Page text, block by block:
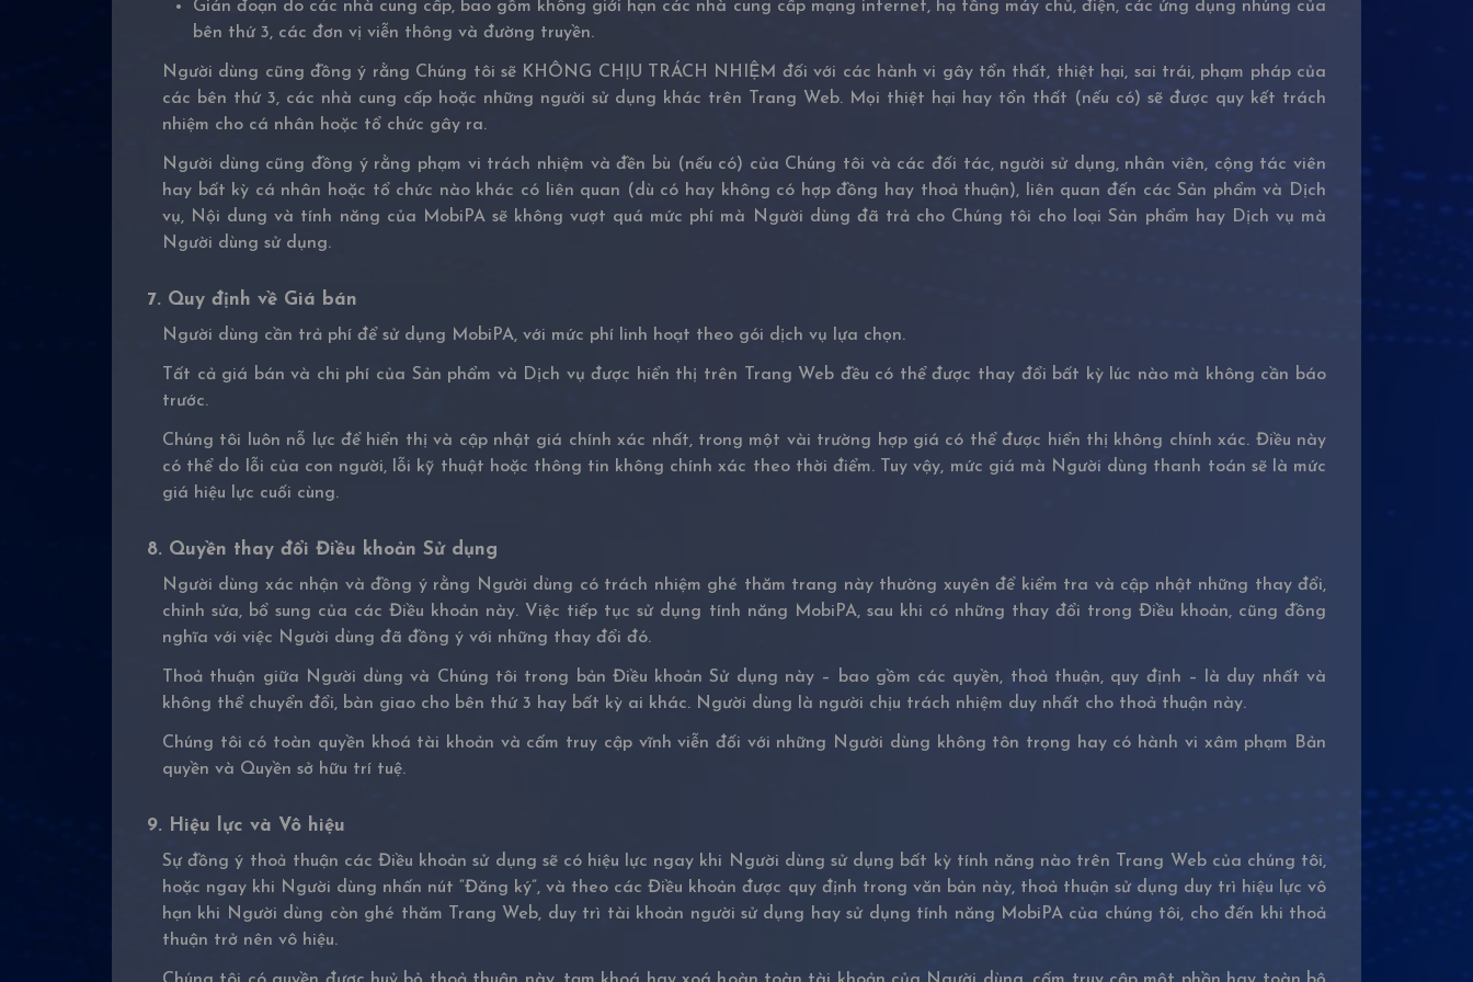
Gián đoạn do các nhà cung cấp, bao gồm không giới hạn các nhà cung cấp mạng internet, hạ tầng máy chủ, điện, các ứng dụng nhúng của
bên thứ 3, các đơn vị viễn thông và đường truyền.
Người dùng cũng đồng ý rằng Chúng tôi sẽ KHÔNG CHỊU TRÁCH NHIỆM đối với các hành vi gây tổn thất, thiệt hại, sai trái, phạm pháp của
các bên thứ 3, các nhà cung cấp hoặc những người sử dụng khác trên Trang Web. Mọi thiệt hại hay tổn thất (nếu có) sẽ được quy kết trách
nhiệm cho cá nhân hoặc tổ chức gây ra.
Người dùng cũng đồng ý rằng phạm vi trách nhiệm và đền bù (nếu có) của Chúng tôi và các đối tác, người sử dụng, nhân viên, cộng tác viên
hay bất kỳ cá nhân hoặc tổ chức nào khác có liên quan (dù có hay không có hợp đồng hay thoả thuận), liên quan đến các Sản phẩm và Dịch
vụ, Nội dung và tính năng của MobiPA sẽ không vượt quá mức phí mà Người dùng đã trả cho Chúng tôi cho loại Sản phẩm hay Dịch vụ mà
Người dùng sử dụng.
7. Quy định về Giá bán
Người dùng cần trả phí để sử dụng MobiPA, với mức phí linh hoạt theo gói dịch vụ lựa chọn.
Tất cả giá bán và chi phí của Sản phẩm và Dịch vụ được hiển thị trên Trang Web đều có thể được thay đổi bất kỳ lúc nào mà không cần báo
trước.
Chúng tôi luôn nỗ lực để hiển thị và cập nhật giá chính xác nhất, trong một vài trường hợp giá có thể được hiển thị không chính xác. Điều này
có thể do lỗi của con người, lỗi kỹ thuật hoặc thông tin không chính xác theo thời điểm. Tuy vậy, mức giá mà Người dùng thanh toán sẽ là mức
giá hiệu lực cuối cùng.
8. Quyền thay đổi Điều khoản Sử dụng
Người dùng xác nhận và đồng ý rằng Người dùng có trách nhiệm ghé thăm trang này thường xuyên để kiểm tra và cập nhật những thay đổi,
chỉnh sửa, bổ sung của các Điều khoản này. Việc tiếp tục sử dụng tính năng MobiPA, sau khi có những thay đổi trong Điều khoản, cũng đồng
nghĩa với việc Người dùng đã đồng ý với những thay đổi đó.
Thoả thuận giữa Người dùng và Chúng tôi trong bản Điều khoản Sử dụng này – bao gồm các quyền, thoả thuận, quy định – là duy nhất và
không thể chuyển đổi, bàn giao cho bên thứ 3 hay bất kỳ ai khác. Người dùng là người chịu trách nhiệm duy nhất cho thoả thuận này.
Chúng tôi có toàn quyền khoá tài khoản và cấm truy cập vĩnh viễn đối với những Người dùng không tôn trọng hay có hành vi xâm phạm Bản
quyền và Quyền sở hữu trí tuệ.
9. Hiệu lực và Vô hiệu
Sự đồng ý thoả thuận các Điều khoản sử dụng sẽ có hiệu lực ngay khi Người dùng sử dụng bất kỳ tính năng nào trên Trang Web của chúng tôi,
hoặc ngay khi Người dùng nhấn nút “Đăng ký”, và theo các Điều khoản được quy định trong văn bản này, thoả thuận sử dụng duy trì hiệu lực vô
hạn khi Người dùng còn ghé thăm Trang Web, duy trì tài khoản người sử dụng hay sử dụng tính năng MobiPA của chúng tôi, cho đến khi thoả
thuận trở nên vô hiệu.